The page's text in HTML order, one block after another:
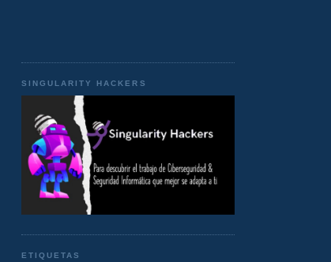
SINGULARITY HACKERS
ETIQUETAS